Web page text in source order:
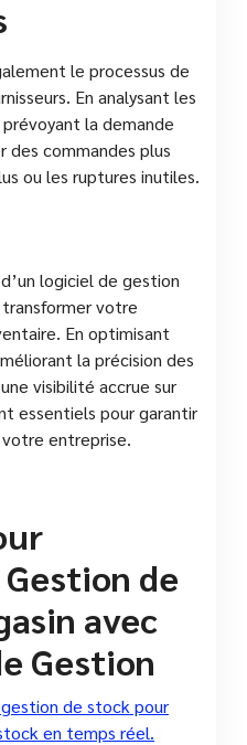
le processus de
En analysant les
la demande
des commandes plus
ou les ruptures inutiles.
logiciel de gestion
votre
En optimisant
la précision des
visibilité accrue sur
essentiels pour garantir
entreprise.
de
avec
Gestion
de stock pour
en temps réel.